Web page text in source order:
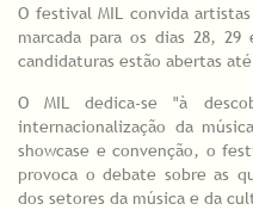
O festival MIL convida
marcada para os dias 28,
candidaturas estão abertas
O MIL dedica-se "à
internacionalização da
showcase e convenção, o
provoca o debate sobre as
dos setores da música e da